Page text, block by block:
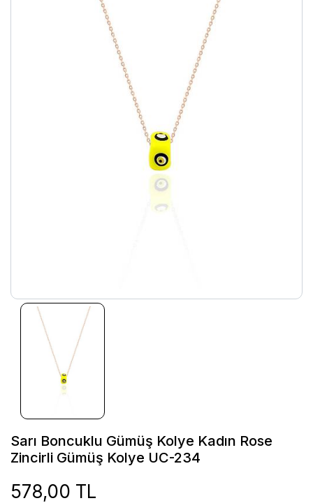
Sarı Boncuklu Gümüş Kolye Kadın Rose
Zincirli Gümüş Kolye UC-234
578,00 TL